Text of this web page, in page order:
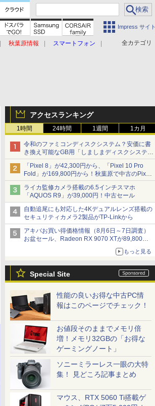
Impress サイト
全カテゴリ
秋葉原情報
スマートフォン
アクセスランキング
1時間 24時間 1週間 1カ月
令和のファミコンディスクシステム？安価に書
き換え可能なGB用「しましまディスクシステ
ム」
「Pixel 8」が42,300円から、「Pixel 10 Pro
Fold」が169,800円から！秋葉原で中古のPixel
シリーズがお買い得
ライカ監修カメラ搭載の6.5インチスマホ
「AQUOS R9」が39,000円！中古セール
自動追尾にも対応した4Kデュアルレンズ搭載の
セキュリティカメラ2製品がTP-Linkから
アキバお買い得価格情報（8月6日～7日調査）
お盆セール、Radeon RX 9070 XTが89,800
円、水平周波数24.8kHz対応の17型モニターが
9,801円、暑さ指数連動セール ほか
もっと見る
Special Site
性能の良いお得な中古PC情
報はこのページでチェック！
お値段そのままでメモリ倍
増！メモリ32GBの「お得な
ゲーミングノート」
ソニーミラーレス一眼の大特
集！ 見どころ記事まとめ
マウス、RTX 5060 Ti搭載ゲ